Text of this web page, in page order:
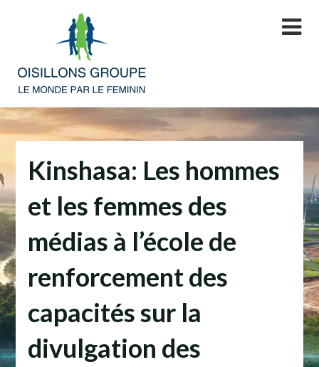
Kinshasa: Les hommes
et les femmes des
médias à l’école de
renforcement des
capacités sur la
divulgation des